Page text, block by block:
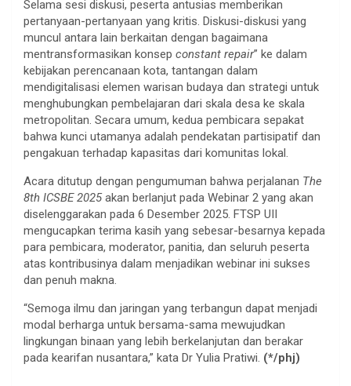
Selama sesi diskusi, peserta antusias memberikan
pertanyaan-pertanyaan yang kritis. Diskusi-diskusi yang
muncul antara lain berkaitan dengan bagaimana
mentransformasikan konsep constant repair” ke dalam
kebijakan perencanaan kota, tantangan dalam
mendigitalisasi elemen warisan budaya dan strategi untuk
menghubungkan pembelajaran dari skala desa ke skala
metropolitan. Secara umum, kedua pembicara sepakat
bahwa kunci utamanya adalah pendekatan partisipatif dan
pengakuan terhadap kapasitas dari komunitas lokal.
Acara ditutup dengan pengumuman bahwa perjalanan The
8th ICSBE 2025akan berlanjut pada Webinar 2 yang akan
diselenggarakan pada 6 Desember 2025. FTSP UII
mengucapkan terima kasih yang sebesar-besarnya kepada
para pembicara, moderator, panitia, dan seluruh peserta
atas kontribusinya dalam menjadikan webinar ini sukses
dan penuh makna.
“Semoga ilmu dan jaringan yang terbangun dapat menjadi
modal berharga untuk bersama-sama mewujudkan
lingkungan binaan yang lebih berkelanjutan dan berakar
pada kearifan nusantara,” kata Dr Yulia Pratiwi. (*/phj)